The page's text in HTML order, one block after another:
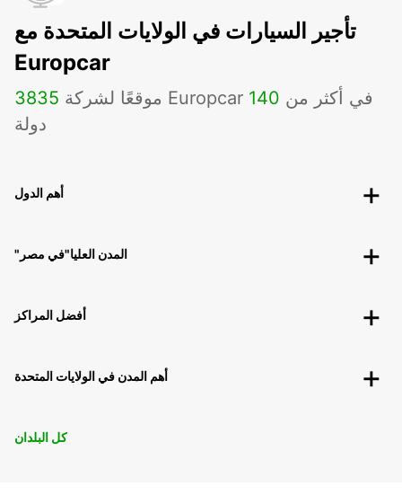
تأجير السيارات في الولايات المتحدة مع
Europcar
3835 موقعًا لشركة Europcar في أكثر من 140
دولة
أهم الدول
"المدن العليا"في مصر
أفضل المراكز
أهم المدن في الولايات المتحدة
كل البلدان